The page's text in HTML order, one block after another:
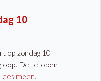
10
op zondag 10
De te lopen
meer...